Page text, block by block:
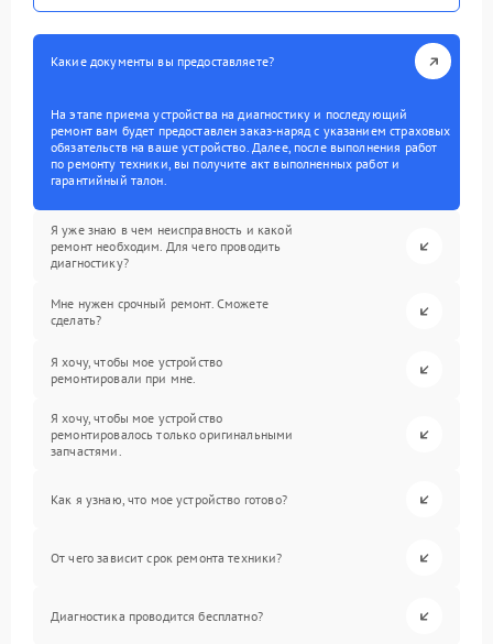
Какие документы вы предоставляете?
На этапе приема устройства на диагностику и последующий
ремонт вам будет предоставлен заказ-наряд с указанием страховых
обязательств на ваше устройство. Далее, после выполнения работ
по ремонту техники, вы получите акт выполненных работ и
гарантийный талон.
Я уже знаю в чем неисправность и какой
ремонт необходим. Для чего проводить
диагностику?
Мне нужен срочный ремонт. Сможете
сделать?
Я хочу, чтобы мое устройство
ремонтировали при мне.
Я хочу, чтобы мое устройство
ремонтировалось только оригинальными
запчастями.
Как я узнаю, что мое устройство готово?
От чего зависит срок ремонта техники?
Диагностика проводится бесплатно?